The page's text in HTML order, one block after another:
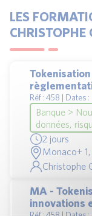
LES
CHRISTOPHE
Réf : 458 |
Banque >
données,
2 jours
Monaco+
Christophe
MA -
innovations